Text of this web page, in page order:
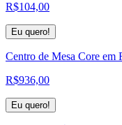
R$104,00
Eu quero!
Centro de Mesa Core em
R$936,00
Eu quero!